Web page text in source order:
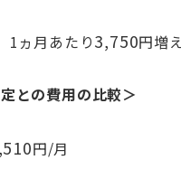
1ヵ月あたり3,750円増
との費用の比較＞
円/月